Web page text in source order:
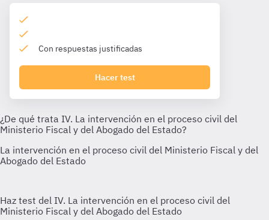
Con respuestas justificadas
Hacer test